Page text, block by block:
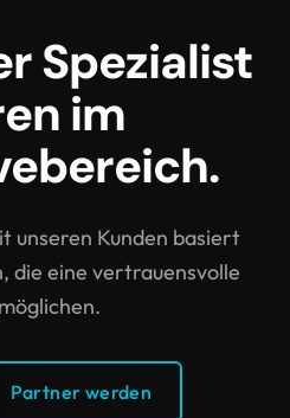
Spezialist
im
unseren Kunden basiert
die eine vertrauensvolle
Partner werden